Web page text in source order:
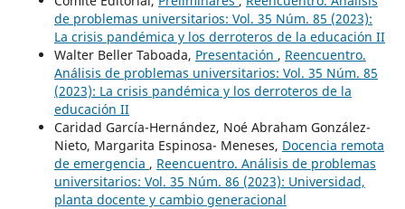
de problemas universitarios: Vol. 35 Núm. 85 (2023):
La crisis pandémica y los derroteros de la educación II
Walter Beller Taboada, Presentación , Reencuentro.
Análisis de problemas universitarios: Vol. 35 Núm. 85
(2023): La crisis pandémica y los derroteros de la
educación II
Caridad García-Hernández, Noé Abraham González-
Nieto, Margarita Espinosa- Meneses, Docencia remota
de emergencia , Reencuentro. Análisis de problemas
universitarios: Vol. 35 Núm. 86 (2023): Universidad,
planta docente y cambio generacional